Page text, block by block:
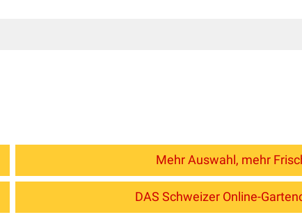
Mehr Auswahl, mehr
DAS Schweizer Online-